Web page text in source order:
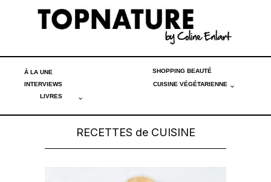
À LA UNE SHOPPING BEAUTÉ
INTERVIEWS
CUISINE VÉGÉTARIENNE
LIVRES
RECETTES de CUISINE